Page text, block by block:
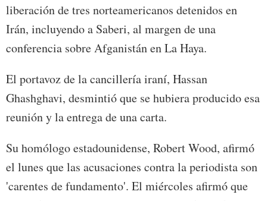
liberación de tres norteamericanos detenidos en
Irán, incluyendo a Saberi, al margen de una
conferencia sobre Afganistán en La Haya.
El portavoz de la cancillería iraní, Hassan
Ghashghavi, desmintió que se hubiera producido esa
reunión y la entrega de una carta.
Su homólogo estadounidense, Robert Wood, afirmó
el lunes que las acusaciones contra la periodista son
'carentes de fundamento'. El miércoles afirmó que